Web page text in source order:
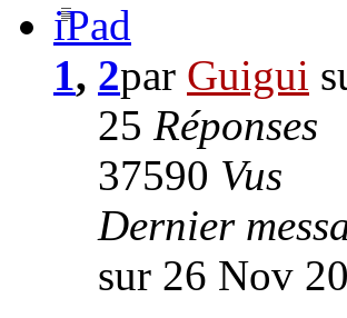
iPad
1, 2par Guigui
25 Réponses
37590 Vus
Dernier
sur 26 Nov